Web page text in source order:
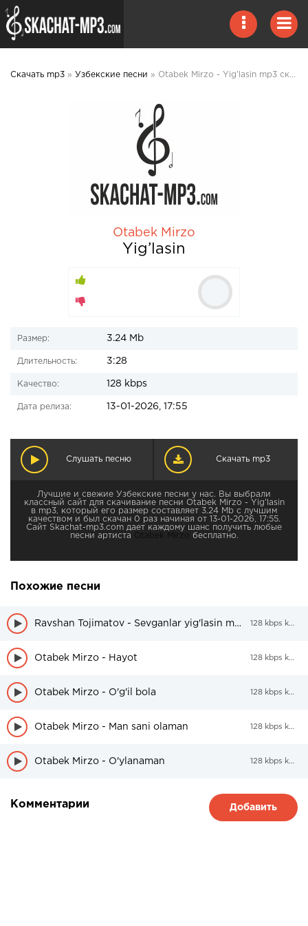
Скачать mp3 » Узбекские песни » Otabek Mirzo - Yig’lasin mp3 скачать
Otabek Mirzo
Yig’lasin
Размер: 3.24 Mb
Длительность: 3:28
Качество: 128 kbps
Дата релиза: 13-01-2026, 17:55
Слушать песню Скачать mp3
Лучшие и свежие Узбекские песни у нас. Вы выбрали
классный сайт для скачивание песни Otabek Mirzo - Yig’lasin
в mp3, который его размер составляет 3.24 Mb с лучшим
качеством и был скачан 0 раз начиная от 13-01-2026, 17:55.
Сайт Skachat-mp3.com дает каждому шанс получить любые
песни артиста
Otabek Mirzo бесплатно.
Похожие песни
Ravshan Tojimatov - Sevganlar yig'lasin men yig'lab bo'ldim 128 kbps kbps
Otabek Mirzo - Hayot 128 kbps kbps
Otabek Mirzo - O'g'il bola 128 kbps kbps
Otabek Mirzo - Man sani olaman 128 kbps kbps
Otabek Mirzo - O'ylanaman 128 kbps kbps
Комментарии Добавить